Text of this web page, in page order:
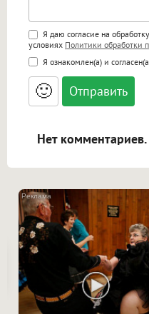
Поддержка HTML
<b>, <strong>, <u>,
<small>, <sup>,
<blockquote>,
адреса URL
ссылками, и
Я даю согласие на
условиях Политики обработки
Я ознакомлен(а) и
🙂
Нет комментариев.